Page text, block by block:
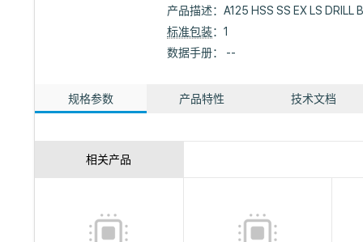
产品描述：A125 HSS SS EX LS
标准包装：1
数据手册： --
规格参数 产品特性 技术文档
相关产品